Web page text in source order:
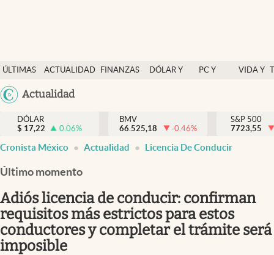
ÚLTIMAS
NOTICIAS
ACTUALIDAD
FINANZAS
DÓLAR Y
PC Y
VIDA Y
México
Actualidad
Actualidad
Finanzas y economía
Dólar y mercados
Opinión
Pc y celular
Vida y estilo
DÓLAR
$ 17,22 0.06%
BMV
66.525,18
-0.46%
S&P 500
7723,55
Cronista México Actualidad Licencia De Conducir
Último momento
Adiós licencia de conducir: confirman
requisitos más estrictos para estos
conductores y completar el trámite será
imposible